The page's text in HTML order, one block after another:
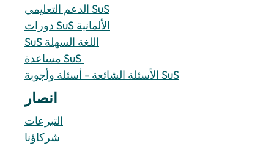
الدعم التعليمي SuS
دورات SuS الألمانية
SuS اللغة السهلة
مساعدة SuS
الأسئلة الشائعة - أسئلة وأجوبة SuS
انصار
التبرعات
شركاؤنا